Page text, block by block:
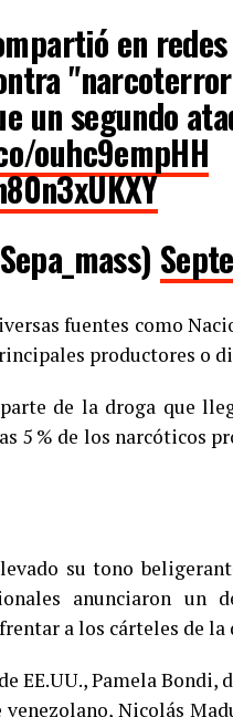
en
un segundo
ouhc9empHH
fuentes como
productores o
de la droga que
5 % de los narcóticos
su tono
anunciaron un
a los cárteles de la
EE.UU., Pamela
Nicolás